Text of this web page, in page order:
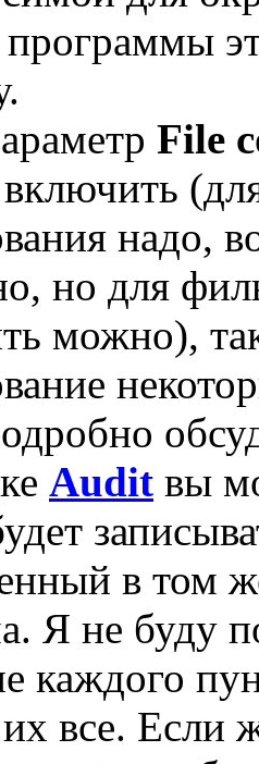
File
включить
надо,
но для
можно),
Audit вы
в том
Я не буду
каждого
все. Если